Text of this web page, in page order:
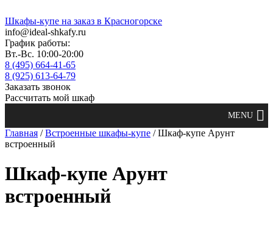
Шкафы-купе на заказ в Красногорске
info@ideal-shkafy.ru
График работы:
Вт.-Вс. 10:00-20:00
8 (495) 664-41-65
8 (925) 613-64-79
Заказать звонок
Рассчитать мой шкаф
Главная /Встроенные шкафы-купе / Шкаф-купе Арунт
встроенный
Шкаф-купе Арунт
встроенный